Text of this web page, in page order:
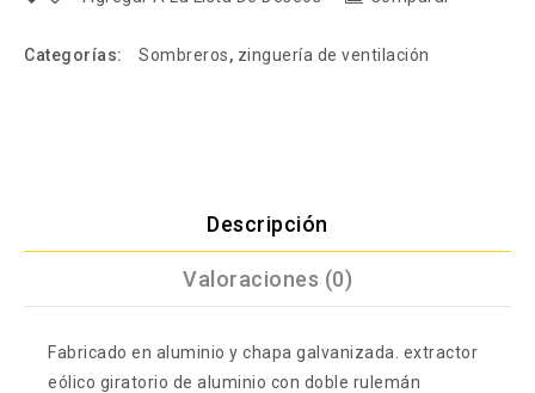
Categorías: Sombreros, zinguería de ventilación
Descripción
Valoraciones (0)
Fabricado en aluminio y chapa galvanizada. extractor
eólico giratorio de aluminio con doble rulemán